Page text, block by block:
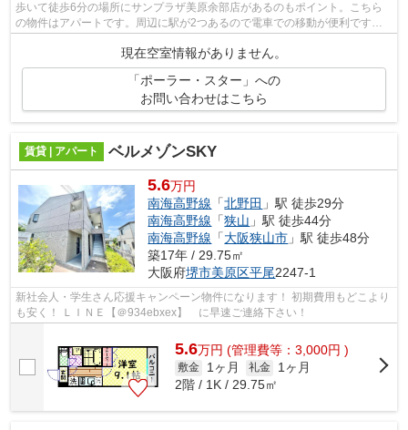
歩いて徒歩6分の場所にサンプラザ美原余部店があるのもポイント。こちら
の物件はアパートです。周辺に駅が2つあるので電車での移動が便利です。
現在空室情報がありません。
「ポーラー・スター」への
お問い合わせはこちら
賃貸 | アパート ベルメゾンSKY
5.6万円
南海高野線 「北野田 」駅 徒歩29分
南海高野線 「狭山 」駅 徒歩44分
南海高野線 「大阪狭山市 」駅 徒歩48分
築17年 / 29.75㎡
大阪府堺市美原区平尾2247-1
新社会人・学生さん応援キャンペーン物件になります！ 初期費用もどこより
も安く！ ＬＩＮＥ【＠934ebxex】 に早速ご連絡下さい！
5.6万円 (管理費等：3,000円 )
敷金 1ヶ月 礼金
1ヶ月
2階 / 1K / 29.75㎡